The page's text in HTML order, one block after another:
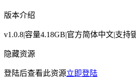
版本介绍
v1.0.8|容量4.18GB|官方简体中文|支持
隐藏资源
登陆后查看此资源立即登陆